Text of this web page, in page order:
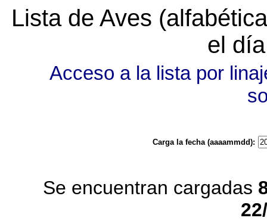
Lista de Aves
el
Acceso a la lista por
Carga la fecha (aaaammdd):
Se encuentran cargadas